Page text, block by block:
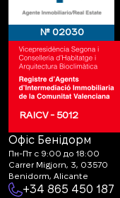
№ 02030
RAICV - 5012
Офіс Бенідорм
Пн-Пт с 9:00 до 18:00
Carrer Migjorn, 3, 03570
Benidorm, Alicante
+34 865 450 187